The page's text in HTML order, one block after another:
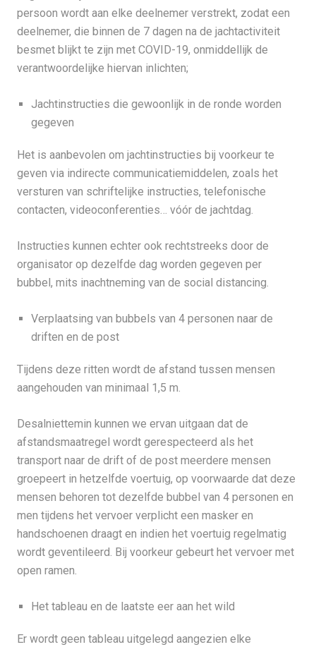
persoon wordt aan elke deelnemer verstrekt, zodat een
deelnemer, die binnen de 7 dagen na de jachtactiviteit
besmet blijkt te zijn met COVID-19, onmiddellijk de
verantwoordelijke hiervan inlichten;
Jachtinstructies die gewoonlijk in de ronde worden
gegeven
Het is aanbevolen om jachtinstructies bij voorkeur te
geven via indirecte communicatiemiddelen, zoals het
versturen van schriftelijke instructies, telefonische
contacten, videoconferenties… vóór de jachtdag.
Instructies kunnen echter ook rechtstreeks door de
organisator op dezelfde dag worden gegeven per
bubbel, mits inachtneming van de social distancing.
Verplaatsing van bubbels van 4 personen naar de
driften en de post
Tijdens deze ritten wordt de afstand tussen mensen
aangehouden van minimaal 1,5 m.
Desalniettemin kunnen we ervan uitgaan dat de
afstandsmaatregel wordt gerespecteerd als het
transport naar de drift of de post meerdere mensen
groepeert in hetzelfde voertuig, op voorwaarde dat deze
mensen behoren tot dezelfde bubbel van 4 personen en
men tijdens het vervoer verplicht een masker en
handschoenen draagt en indien het voertuig regelmatig
wordt geventileerd. Bij voorkeur gebeurt het vervoer met
open ramen.
Het tableau en de laatste eer aan het wild
Er wordt geen tableau uitgelegd aangezien elke